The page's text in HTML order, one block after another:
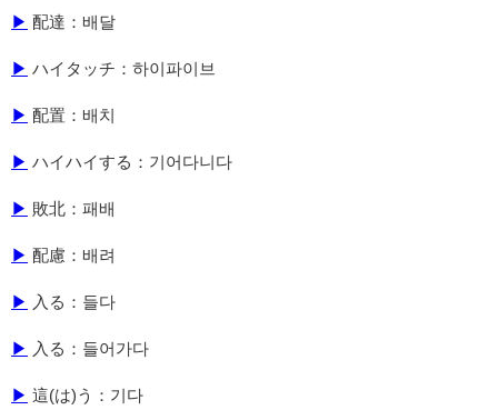
▶ 配達：배달
▶ ハイタッチ：하이파이브
▶ 配置：배치
▶ ハイハイする：기어다니다
▶ 敗北：패배
▶ 配慮：배려
▶ 入る：들다
▶ 入る：들어가다
▶ 這(は)う：기다